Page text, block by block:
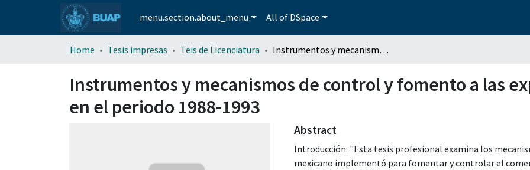
menu.section.about_menu All of DSpace
Home Tesis impresas Teis de Licenciatura Instrumentos y mecanismos de control y fomento a las exportaciones en México en el periodo 1988-1993
Instrumentos y mecanismos de control y fomento a las
en el periodo 1988-1993
Abstract
Introducción: "Esta tesis profesional examina los
mexicano implementó para fomentar y controlar el